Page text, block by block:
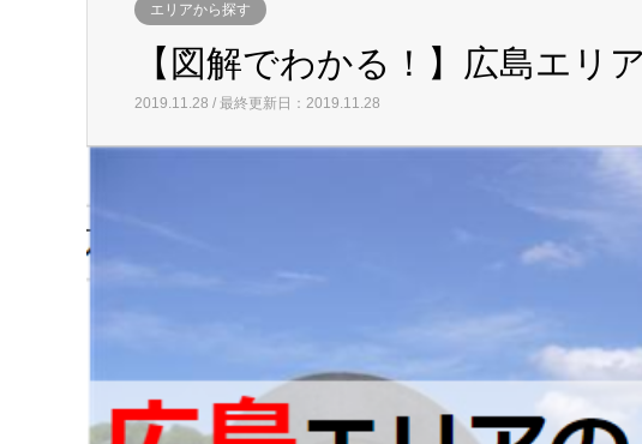
エリアから探す
【図解でわかる！】広島エリ
2019.11.28 / 最終更新日：2019.11.28